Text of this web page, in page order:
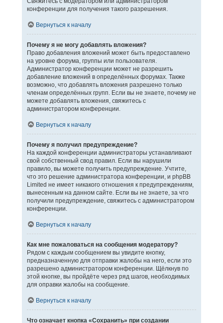
конференции для получения такого разрешения.
Вернуться к началу
Почему я не могу добавлять вложения?
Право добавления вложений может быть предоставлено
на уровне форума, группы или пользователя.
Администратор конференции может не разрешить
добавление вложений в определённых форумах. Также
возможно, что добавлять вложения разрешено только
членам определённых групп. Если вы не знаете, почему не
можете добавлять вложения, свяжитесь с
администратором конференции.
Вернуться к началу
Почему я получил предупреждение?
На каждой конференции администраторы устанавливают
свой собственный свод правил. Если вы нарушили
правило, вы можете получить предупреждение. Учтите,
что это решение администратора конференции, и phpBB
Limited не имеет никакого отношения к предупреждениям,
вынесенным на данном сайте. Если вы не знаете, за что
получили предупреждение, свяжитесь с администратором
конференции.
Вернуться к началу
Как мне пожаловаться на сообщения модератору?
Рядом с каждым сообщением вы увидите кнопку,
предназначенную для отправки жалобы на него, если это
разрешено администратором конференции. Щёлкнув по
этой кнопке, вы пройдёте через ряд шагов, необходимых
для оправки жалобы на сообщение.
Вернуться к началу
Что означает кнопка «Сохранить» при создании